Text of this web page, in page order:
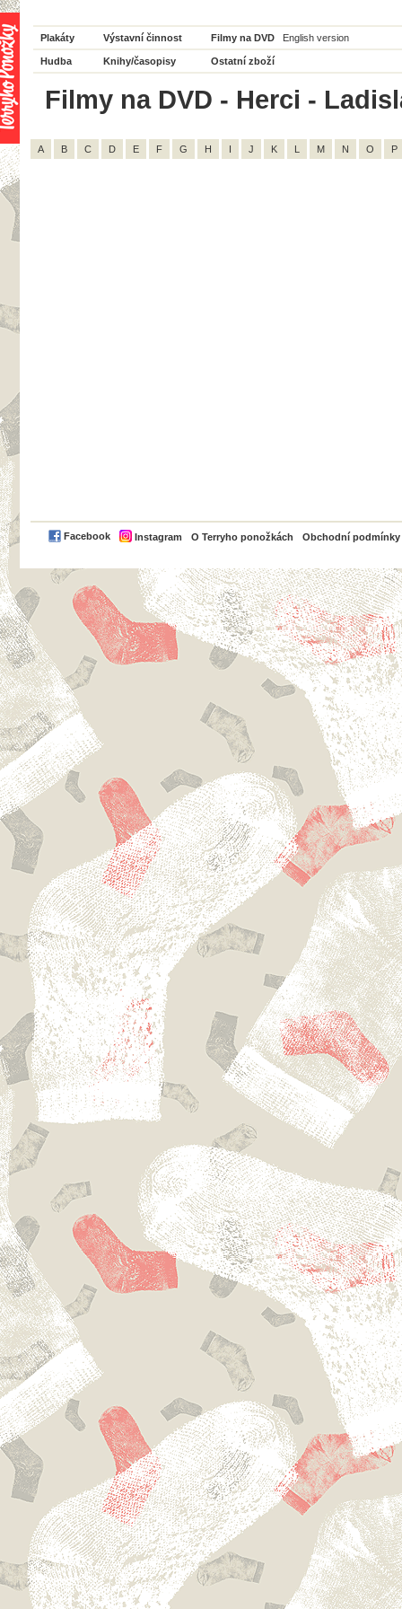
Plakáty Výstavní činnost Filmy na DVD English version
Hudba Knihy/časopisy Ostatní zboží
Filmy na DVD - Herci -
A B C D E F G H I J K L M N O P
Facebook Instagram O Terryho ponožkách Obchodní podmínky
PayPal